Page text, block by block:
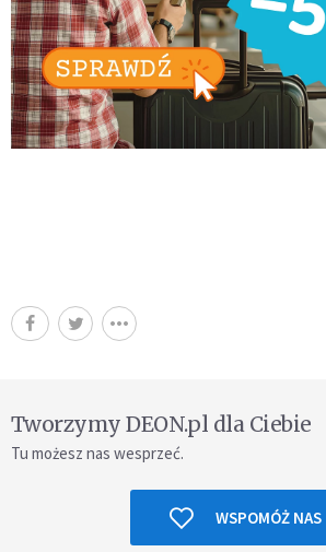
Tworzymy DEON.pl dla Ciebie
Tu możesz nas wesprzeć.
WSPOMÓŻ NAS